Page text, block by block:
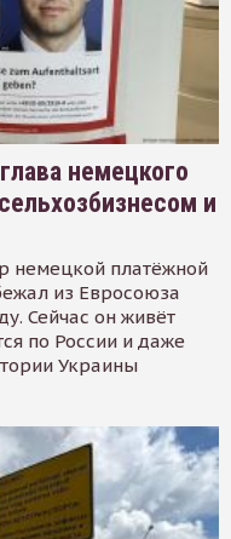
немецкого
и
немецкой платёжной
из Евросоюза
Сейчас он живёт
по России и даже
Украины